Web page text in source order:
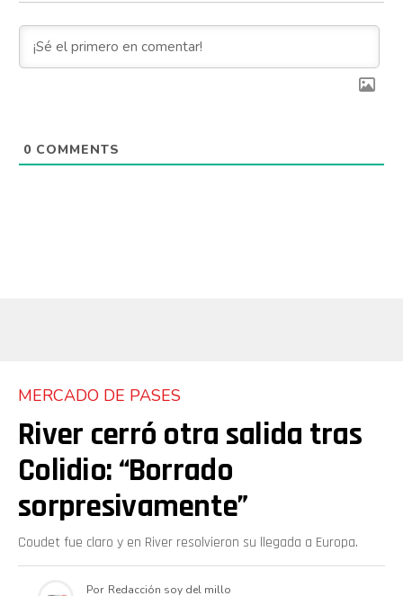
0 COMMENTS
MERCADO DE PASES
River cerró otra salida tras
Colidio: “Borrado
sorpresivamente”
Coudet fue claro y en River resolvieron su llegada a Europa.
Por Redacción soy del millo